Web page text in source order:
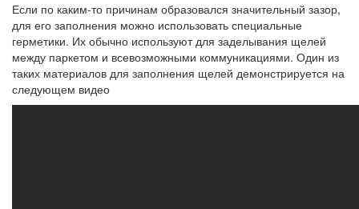
Если по каким-то причинам образовался значительный зазор,
для его заполнения можно использовать специальные
герметики. Их обычно используют для заделывания щелей
между паркетом и всевозможными коммуникациями. Один из
таких материалов для заполнения щелей демонстрируется на
следующем видео